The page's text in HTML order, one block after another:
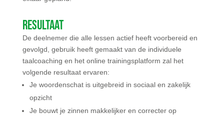
Resultaat
De deelnemer die alle lessen actief heeft voorbereid en
gevolgd, gebruik heeft gemaakt van de individuele
taalcoaching en het online trainingsplatform zal het
volgende resultaat ervaren:
Je woordenschat is uitgebreid in sociaal en zakelijk
opzicht
Je bouwt je zinnen makkelijker en correcter op